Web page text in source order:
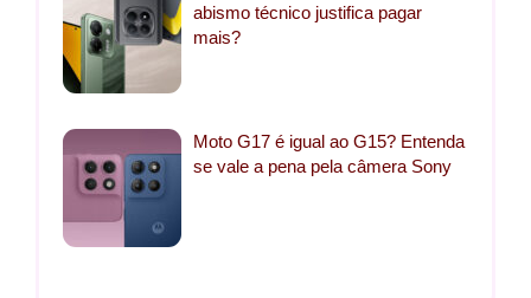
abismo técnico justifica pagar
mais?
Moto G17 é igual ao G15? Entenda
se vale a pena pela câmera Sony